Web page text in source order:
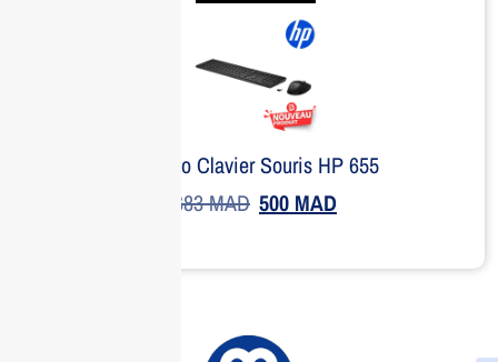
Combo Clavier Souris HP 655
683MAD 500 MAD